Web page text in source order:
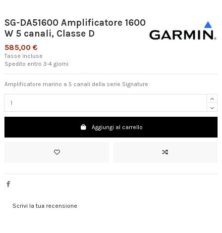
SG-DA51600 Amplificatore 1600
W 5 canali, Classe D
585,00 €
Tasse incluse
Spedito entro 3-4 giorni
Amplificatore marino a 5 canali della serie Signature
Aggiungi al carrello
Scrivi la tua recensione